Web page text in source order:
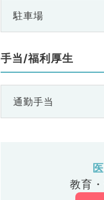
駐車場
手当/福利厚生
通勤手当
教育